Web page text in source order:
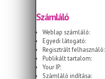
Számláló
Weblap számláló:
Egyedi látogató:
Regisztrált felhasználó:
Publikált tartalom:
Your IP:
Számláló indítása: